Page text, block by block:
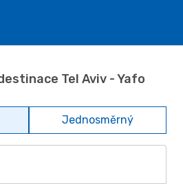
Tel Aviv - Yafo
Jednosměrný